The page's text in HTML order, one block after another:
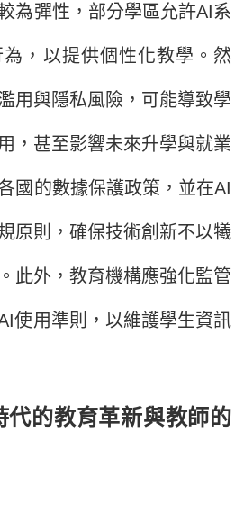
為彈性，部分學區允許AI系
，以提供個性化教學。然
用與隱私風險，可能導致學
，甚至影響未來升學與就業
國的數據保護政策，並在AI
原則，確保技術創新不以犧
此外，教育機構應強化監管
使用準則，以維護學生資訊
代的教育革新與教師的